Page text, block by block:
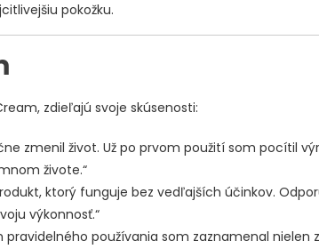
pokožku.
zdieľajú svoje skúsenosti:
zmenil život. Už po prvom použití som pocítil
živote.“
ktorý funguje bez vedľajších účinkov.
výkonnosť.“
pravidelného používania som zaznamenal nielen